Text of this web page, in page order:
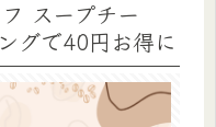
スープチー
グで40円お得に